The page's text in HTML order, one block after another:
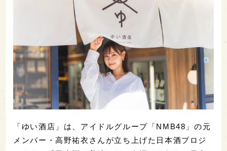
「ゆい酒店」は、アイドルグループ「NMB48」の元
メンバー・高野祐衣さんが立ち上げた日本酒プロジ